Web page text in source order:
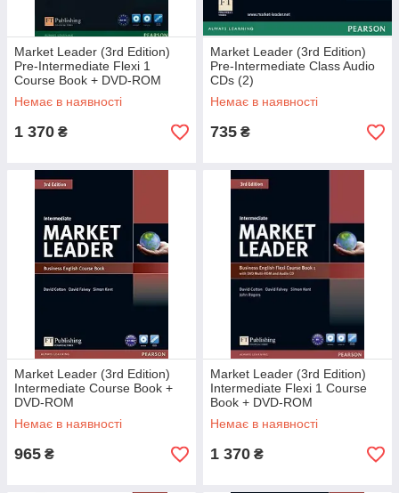
Market Leader (3rd Edition)
Pre-Intermediate Flexi 1
Course Book + DVD-ROM
Немає в наявності
1 370 ₴
Market Leader (3rd Edition)
Pre-Intermediate Class Audio
CDs (2)
Немає в наявності
735 ₴
Market Leader (3rd Edition)
Intermediate Course Book +
DVD-ROM
Немає в наявності
965 ₴
Market Leader (3rd Edition)
Intermediate Flexi 1 Course
Book + DVD-ROM
Немає в наявності
1 370 ₴